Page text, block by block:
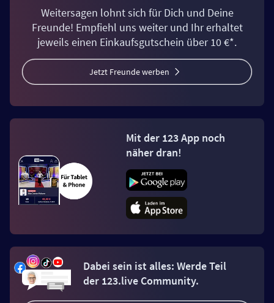
Weitersagen lohnt sich für Dich und Deine
Freunde! Empfiehl uns weiter und Ihr erhaltet
jeweils einen Einkaufsgutschein über 10 €*.
Jetzt Freunde werben
Mit der 123 App noch
näher dran!
Dabei sein ist alles: Werde Teil
der 123.live Community.